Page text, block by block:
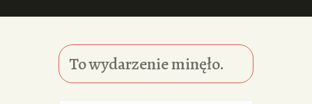
INSPIRACJE
KSIĄŻKI
PORTFOLIA
To wydarzenie minęło.